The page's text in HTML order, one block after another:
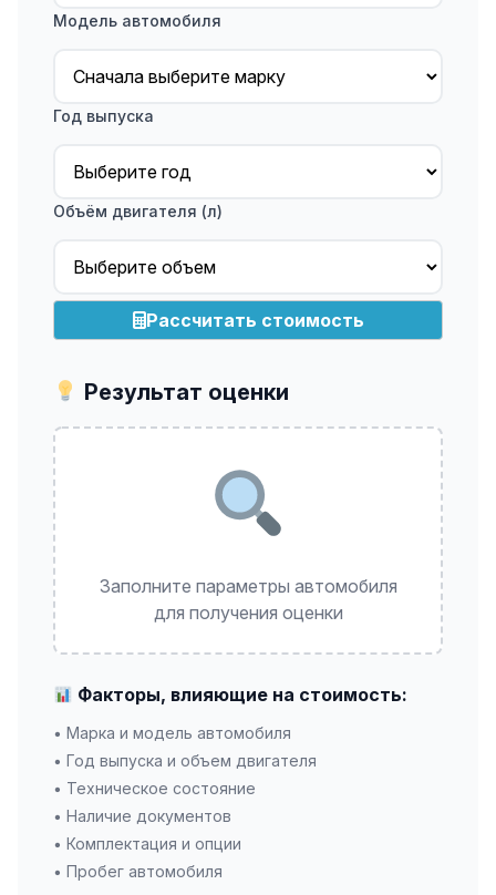
Модель автомобиля
Год выпуска
Объём двигателя (л)
Рассчитать стоимость
Результат оценки
Заполните параметры автомобиля
для получения оценки
Факторы, влияющие на стоимость:
• Марка и модель автомобиля
• Год выпуска и объем двигателя
• Техническое состояние
• Наличие документов
• Комплектация и опции
• Пробег автомобиля